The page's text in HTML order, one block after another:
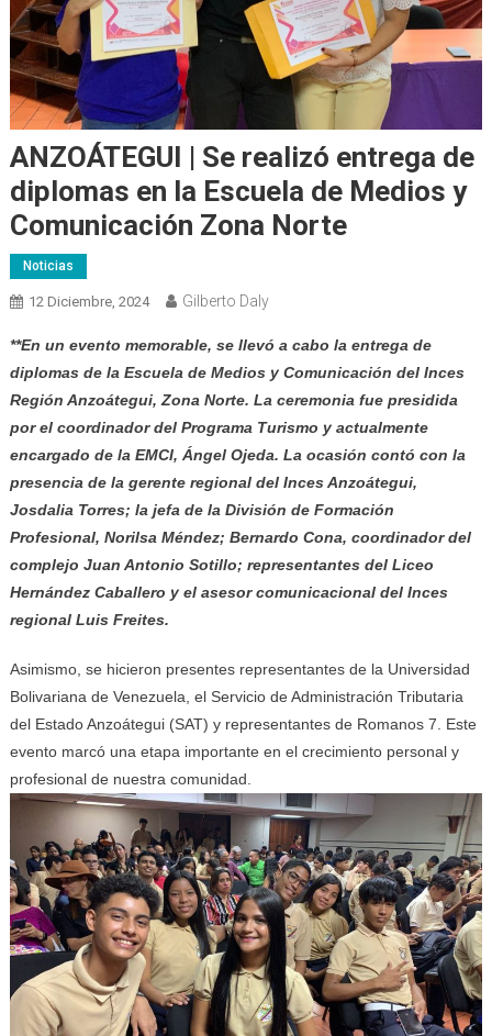
ANZOÁTEGUI | Se realizó entrega de
diplomas en la Escuela de Medios y
Comunicación Zona Norte
Noticias
12 Diciembre, 2024 Gilberto Daly
**En un evento memorable, se llevó a cabo la entrega de
diplomas de la Escuela de Medios y Comunicación del Inces
Región Anzoátegui, Zona Norte. La ceremonia fue presidida
por el coordinador del Programa Turismo y actualmente
encargado de la EMCI, Ángel Ojeda. La ocasión contó con la
presencia de la gerente regional del Inces Anzoátegui,
Josdalia Torres; la jefa de la División de Formación
Profesional, Norilsa Méndez; Bernardo Cona, coordinador del
complejo Juan Antonio Sotillo; representantes del Liceo
Hernández Caballero y el asesor comunicacional del Inces
regional Luis Freites.
Asimismo, se hicieron presentes representantes de la Universidad
Bolivariana de Venezuela, el Servicio de Administración Tributaria
del Estado Anzoátegui (SAT) y representantes de Romanos 7. Este
evento marcó una etapa importante en el crecimiento personal y
profesional de nuestra comunidad.